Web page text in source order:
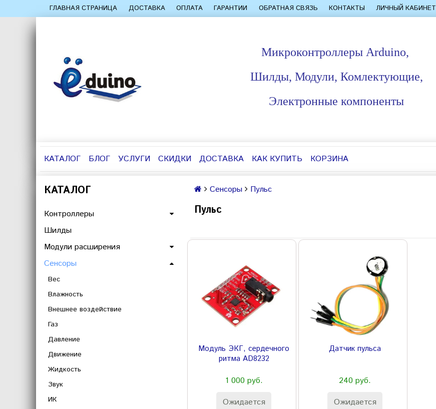
ГЛАВНАЯ СТРАНИЦА ДОСТАВКА ОПЛАТА ГАРАНТИИ ОБРАТНАЯ СВЯЗЬ КОНТАКТЫ ЛИЧНЫЙ КАБИНЕТ
Микроконтроллеры Arduino,
Шилды, Модули, Комлектующие,
Электронные компоненты
КАТАЛОГ БЛОГ УСЛУГИ СКИДКИ ДОСТАВКА КАК КУПИТЬ КОРЗИНА
КАТАЛОГ
Контроллеры
Шилды
Модули расширения
Сенсоры
Вес
Влажность
Внешнее воздействие
Газ
Давление
Движение
Жидкость
Звук
ИК
Сенсоры Пульс
Пульс
Модуль ЭКГ, сердечного
ритма AD8232
1 000 руб.
Ожидается
Датчик пульса
240 руб.
Ожидается